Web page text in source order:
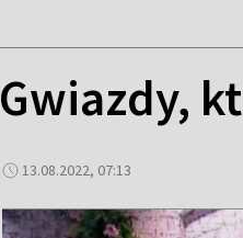
Gwiazdy,
13.08.2022, 07:13